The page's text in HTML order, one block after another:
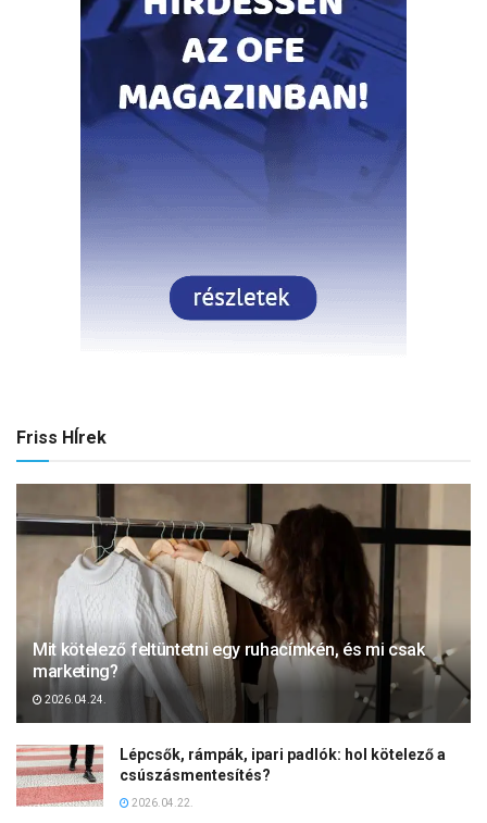
Friss HÍrek
Mit kötelező feltüntetni egy ruhacímkén, és mi csak
marketing?
2026.04.24.
Lépcsők, rámpák, ipari padlók: hol kötelező a
csúszásmentesítés?
2026.04.22.